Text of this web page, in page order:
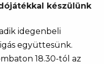
készülünk
idegenbeli
együttesünk.
18.30-tól az